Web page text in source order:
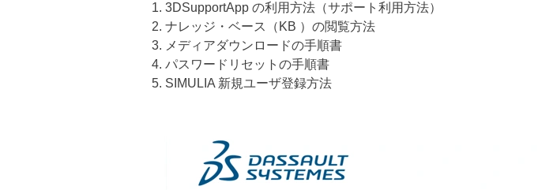
1. 3DSupportApp の利用方法（サポート利用方法）
2. ナレッジ・ベース（KB ）の閲覧方法
3. メディアダウンロードの手順書
4. パスワードリセットの手順書
5. SIMULIA 新規ユーザ登録方法